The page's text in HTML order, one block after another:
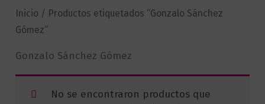
Inicio / Productos etiquetados “Gonzalo Sánchez
Gómez”
Gonzalo Sánchez Gómez
No se encontraron productos que